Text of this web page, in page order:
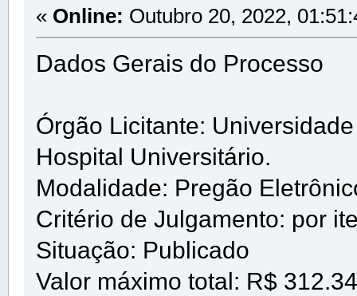
« Online: Outubro 20, 2022,
Dados Gerais do Processo
Órgão Licitante:
Hospital Universitário.
Modalidade: Pregão
Critério de Julgamento: por
Situação: Publicado
Valor máximo total: R$